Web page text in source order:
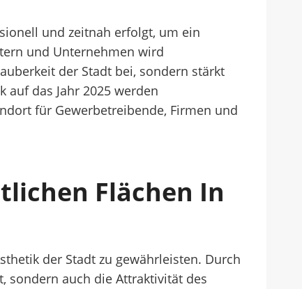
und zeitnah erfolgt, um ein
und Unternehmen wird
der Stadt bei, sondern stärkt
das Jahr 2025 werden
für Gewerbetreibende, Firmen und
Flächen In
der Stadt zu gewährleisten. Durch
sondern auch die Attraktivität des